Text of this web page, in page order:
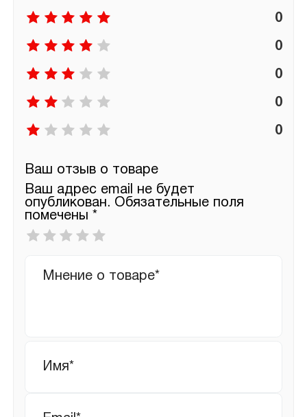
0
0
0
0
0
Ваш отзыв о товаре
Ваш адрес email не будет
опубликован. Обязательные поля
помечены *
Ваша
оценка
отзыв